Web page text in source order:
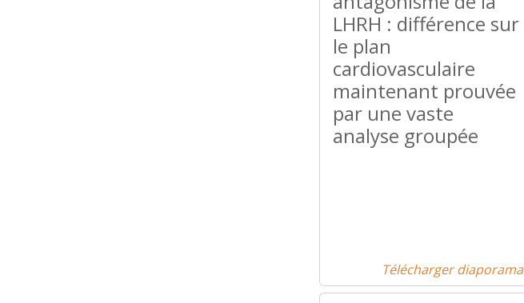
LHRH : différence sur
le plan
cardiovasculaire
maintenant prouvée
par une vaste
analyse groupée
Télécharger diaporama